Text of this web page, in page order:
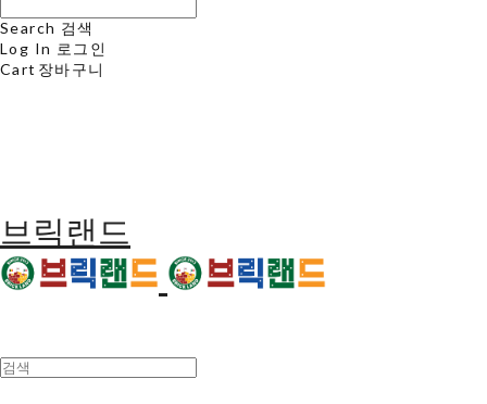
Search 검색
Log In 로그인
Cart 장바구니
브릭랜드